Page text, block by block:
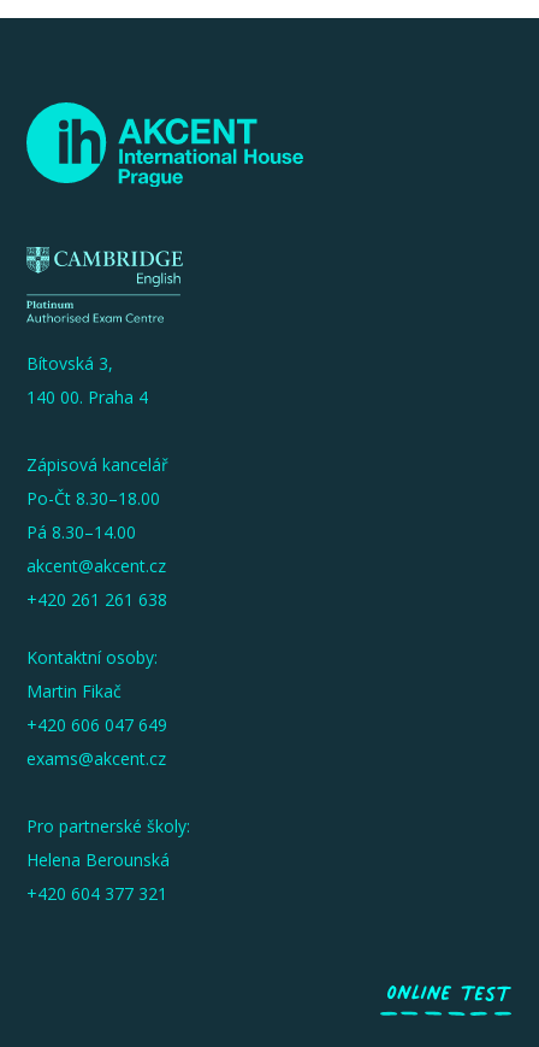
Bítovská 3,
140 00. Praha 4
Zápisová kancelář
Po-Čt 8.30–18.00
Pá 8.30–14.00
akcent@akcent.cz
+420 261 261 638
Kontaktní osoby:
Martin Fikač
+420 606 047 649
exams@akcent.cz
Pro partnerské školy:
Helena Berounská
+420 604 377 321